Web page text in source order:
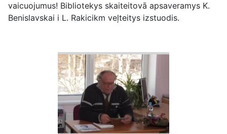
vaicuojumus! Bibliotekys skaiteitovā apsaveramys K.
Benislavskai i L. Rakicikm veļteitys izstuodis.